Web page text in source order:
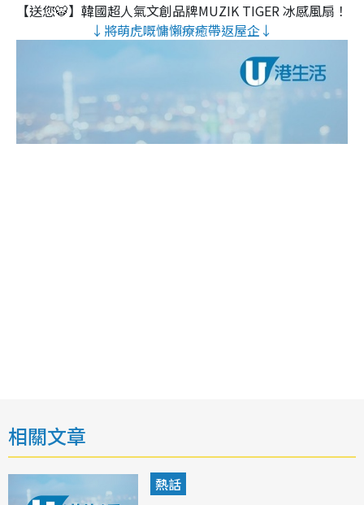
【送您🐯】韓國超人氣文創品牌MUZIK TIGER 冰感風扇！
↓將萌虎嘅慵懶療癒帶返屋企↓
相關文章
熱話